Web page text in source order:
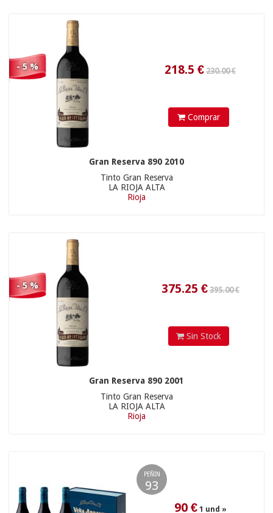
- 5 %
Comprar
Gran Reserva 890 2010
Tinto Gran Reserva
LA RIOJA ALTA
Rioja
- 5 %
Sin Stock
Gran Reserva 890 2001
Tinto Gran Reserva
LA RIOJA ALTA
Rioja
PEÑIN
93
90€ 1 und »
6 und »